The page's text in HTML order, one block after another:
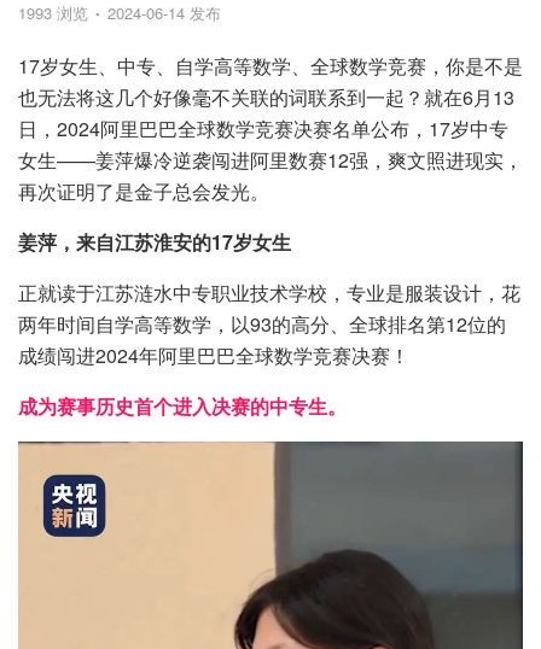
1993 浏览 2024-06-14 发布
17岁女生、中专、自学高等数学、全球数学竞赛，你是不是
也无法将这几个好像毫不关联的词联系到一起？就在6月13
日，2024阿里巴巴全球数学竞赛决赛名单公布，17岁中专
女生——姜萍爆冷逆袭闯进阿里数赛12强，爽文照进现实，
再次证明了是金子总会发光。
姜萍，来自江苏淮安的17岁女生
正就读于江苏涟水中专职业技术学校，专业是服装设计，花
两年时间自学高等数学，以93的高分、 全球排名第12位的
成绩闯进2024年阿里巴巴全球数学竞赛决赛！
成为赛事历史首个进入决赛的中专生。